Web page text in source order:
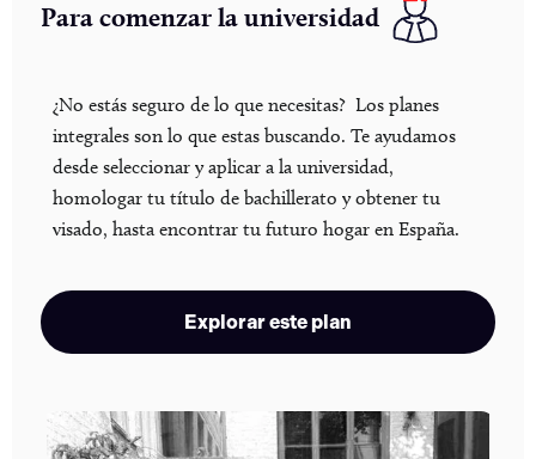
Para comenzar la universidad
¿No estás seguro de lo que necesitas? Los planes
integrales son lo que estas buscando. Te ayudamos
desde seleccionar y aplicar a la universidad,
homologar tu título de bachillerato y obtener tu
visado, hasta encontrar tu futuro hogar en España.
Explorar este plan